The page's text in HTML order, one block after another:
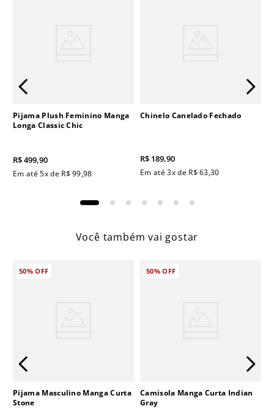
Pijama Plush Feminino Manga
Longa Classic Chic
R$499,90
Em até5x de R$ 99,98
Chinelo Canelado Fechado
R$ 189,90
Em até3x de R$ 63,30
Você também vai gostar
50%OFF
Pijama Masculino Manga Curta
Stone
50%OFF
Camisola Manga Curta Indian
Gray